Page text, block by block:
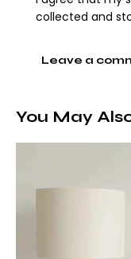
collected and
You May